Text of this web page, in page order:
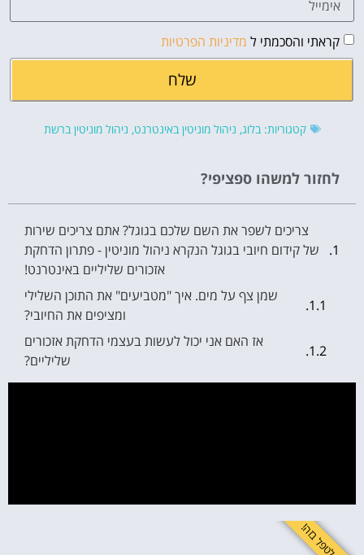
קראתי והסכמתי ל מדיניות הפרטיות
שלח
קטגוריות: בלוג, ניהול מוניטין באינטרנט, ניהול מוניטין ברשת
לחזור למשהו ספציפי?
צריכים לשפר את השם שלכם בגוגל? אתם צריכים שירות
של קידום חיובי בגוגל הנקרא ניהול מוניטין - פתרון הדחקת
אזכורים שליליים באינטרנט!
שמן צף על מים. איך "מטביעים" את התוכן השלילי
ומציפים את החיובי?
אז האם אני יכול לעשות בעצמי הדחקת אזכורים
שליליים?
לשפר את התדמית זה לא מותרות - זה חובה!